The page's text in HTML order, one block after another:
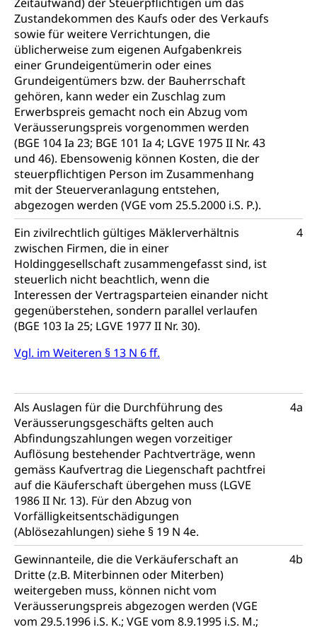
Zustandekommen des Kaufs oder des Verkaufs
sowie für weitere Verrichtungen, die
üblicherweise zum eigenen Aufgabenkreis
einer Grundeigentümerin oder eines
Grundeigentümers bzw. der Bauherrschaft
gehören, kann weder ein Zuschlag zum
Erwerbspreis gemacht noch ein Abzug vom
Veräusserungspreis vorgenommen werden
(BGE 104 Ia 23; BGE 101 Ia 4; LGVE 1975 II Nr. 43
und 46). Ebensowenig können Kosten, die der
steuerpflichtigen Person im Zusammenhang
mit der Steuerveranlagung entstehen,
abgezogen werden (VGE vom 25.5.2000 i.S. P.).
Ein zivilrechtlich gültiges Mäklerverhältnis
zwischen Firmen, die in einer
Holdinggesellschaft zusammengefasst sind, ist
steuerlich nicht beachtlich, wenn die
Interessen der Vertragsparteien einander nicht
gegenüberstehen, sondern parallel verlaufen
(BGE 103 Ia 25; LGVE 1977 II Nr. 30).
Vgl. im Weiteren § 13 N 6 ff.
4
Als Auslagen für die Durchführung des
Veräusserungsgeschäfts gelten auch
Abfindungszahlungen wegen vorzeitiger
Auflösung bestehender Pachtverträge, wenn
gemäss Kaufvertrag die Liegenschaft pachtfrei
auf die Käuferschaft übergehen muss (LGVE
1986 II Nr. 13). Für den Abzug von
Vorfälligkeitsentschädigungen
(Ablösezahlungen) siehe § 19 N 4e.
4a
Gewinnanteile, die die Verkäuferschaft an
Dritte (z.B. Miterbinnen oder Miterben)
weitergeben muss, können nicht vom
Veräusserungspreis abgezogen werden (VGE
vom 29.5.1996 i.S. K.; VGE vom 8.9.1995 i.S. M.;
4b
Wasserversorgung
Waffen
Waffenerwerbsschein, Waffenschein, Waffenbüro,
Waffentragen, Selbstverteidigung
Waffen, Sprengstoffe und Pyrotechnik
Zivildienst
Militärdienst
Bundesamt für Zivildienst ZIVI
Erwerbsausfallentschädigung (WAS Luzern)
Zivilschutz
Schutzdienstpflicht, Schutzraum,
Schutzraumbaupflicht
Zivilschutz
Staat und Recht
Gleichstellung von Frau und Mann
Diskriminierung, Gleichstellungsbüro, Mobbing
Gleichstellung aller Geschlechter und
Lebensformen
Schlichtungsbehörde Gleichstellung
Zivilverfahren
Zivilrecht, Zivilrechtspflege, Gerichtsverfahren
Kosten im Zivilprozess
Bankrott, Schulden, Zahlungsunfähigkeit, Pfändung
Schulden (gruezi.lu.ch)
Betreibungsämter
Betreibungsverfahren
Konkursämter
Demokratie
Regierungsform, Stimm- und Wahlrecht,
Stimmrecht, Abstimmungen, Wahlen, politische
Parteien, Grundfreiheiten, Pluralismus
Volksrechte
Kantonale Steuern
Finanzausgleich, Einkommenssteuer, Kopfsteuer,
Personalsteuer, Haushaltssteuer, Vermögenssteuer,
Verrechnungssteuer, Quellensteuer,
Grundstückgewinnsteuer, Liegenschaftssteuer,
Handänderungssteuer, Grundsteuer, Kirchensteuer,
Gewerbesteuer, Vergnügungssteuer,